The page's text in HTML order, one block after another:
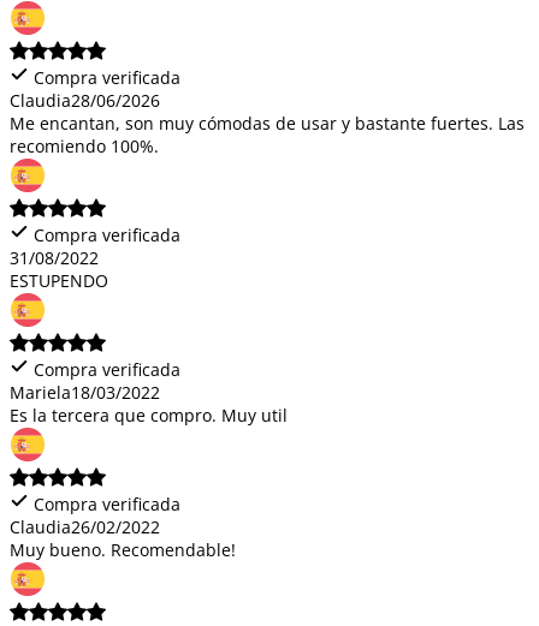
Compra verificada
Claudia28/06/2026
Me encantan, son muy cómodas de usar y bastante fuertes. Las
recomiendo 100%.
Compra verificada
31/08/2022
ESTUPENDO
Compra verificada
Mariela18/03/2022
Es la tercera que compro. Muy util
Compra verificada
Claudia26/02/2022
Muy bueno. Recomendable!